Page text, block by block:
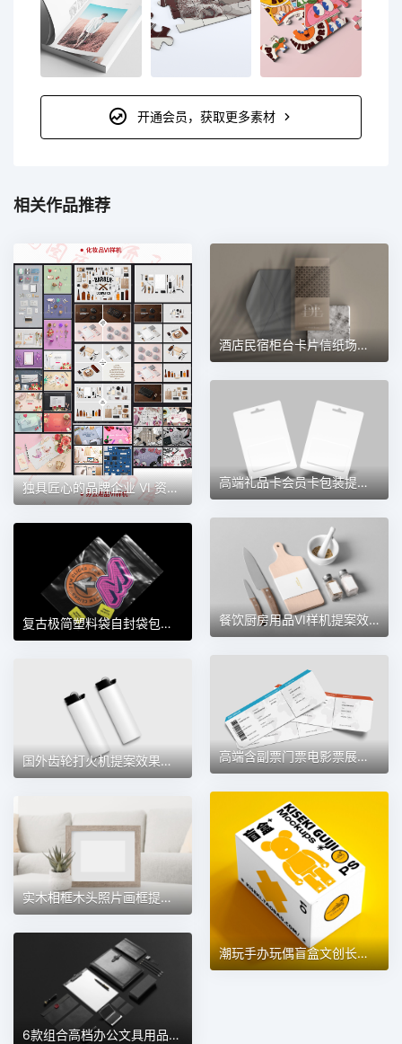
开通会员，获取更多素材
相关作品推荐
独具匠心的品牌企业 VI 资源：PSD 分层素材，智能贴图塑造个性 LOGO 包装
酒店民宿柜台卡片信纸场景样机 第189期
复古极简塑料袋自封袋包装袋贴图效果展示样机 第162期
高端礼品卡会员卡包装提案效果图展示VI智能贴图样机 第150期
国外齿轮打火机提案效果图展示VI智能贴图文创样机 第141期
餐饮厨房用品VI样机提案效果图展示VI智能贴图样机 第138期
实木相框木头照片画框提案效果图展示VI智能贴图样机 第133期
高端含副票门票电影票展票效果图展示VI样机 第120期
6款组合高档办公文具用品VI效果图展示VI样机 第114期
潮玩手办玩偶盲盒文创长方形包装纸盒VI效果样机 第112期